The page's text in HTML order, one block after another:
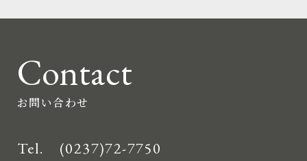
Contact
お問い合わせ
Tel. (0237)72-7750